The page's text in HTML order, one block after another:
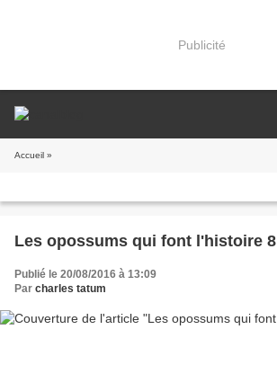
Publicité
Accueil »
Les opossums qui font l'histoire 8
Publié le 20/08/2016 à 13:09
Par charles tatum